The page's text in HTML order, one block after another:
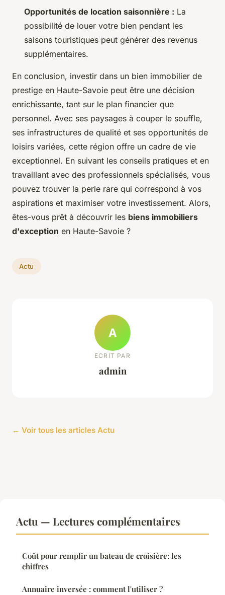
Opportunités de location saisonnière : La
possibilité de louer votre bien pendant les
saisons touristiques peut générer des revenus
supplémentaires.
En conclusion, investir dans un bien immobilier de
prestige en Haute-Savoie peut être une décision
enrichissante, tant sur le plan financier que
personnel. Avec ses paysages à couper le souffle,
ses infrastructures de qualité et ses opportunités de
loisirs variées, cette région offre un cadre de vie
exceptionnel. En suivant les conseils pratiques et en
travaillant avec des professionnels spécialisés, vous
pouvez trouver la perle rare qui correspond à vos
aspirations et maximiser votre investissement. Alors,
êtes-vous prêt à découvrir les biens immobiliers
d'exception en Haute-Savoie ?
Actu
A
ECRIT PAR
admin
← Voir tous les articles Actu
Actu — Lectures complémentaires
Coût pour remplir un bateau de croisière: les
chiffres
Annuaire inversée : comment l'utiliser ?